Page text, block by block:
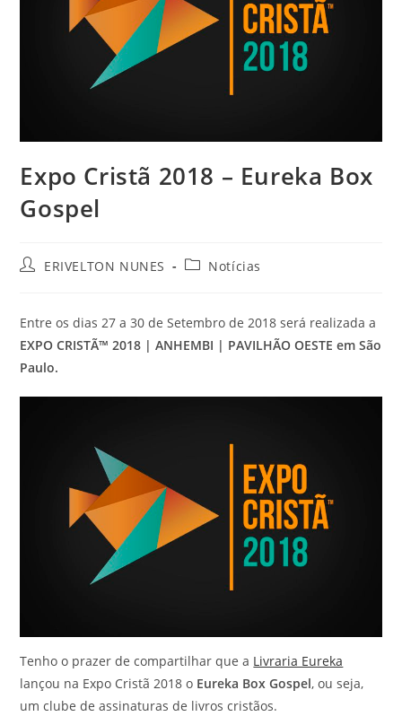
Expo Cristã 2018 – Eureka Box
Gospel
ERIVELTON NUNES Notícias
Entre os dias 27 a 30 de Setembro de 2018 será realizada a
EXPO CRISTÃ™ 2018 | ANHEMBI | PAVILHÃO OESTE em São
Paulo.
Tenho o prazer de compartilhar que a Livraria Eureka
lançou na Expo Cristã 2018 o Eureka Box Gospel, ou seja,
um clube de assinaturas de livros cristãos.